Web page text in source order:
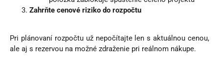
Zahrňte cenové riziko do rozpočtu
Pri plánovaní rozpočtu už nepočítajte len s aktuálnou cenou,
ale aj s rezervou na možné zdraženie pri reálnom nákupe.